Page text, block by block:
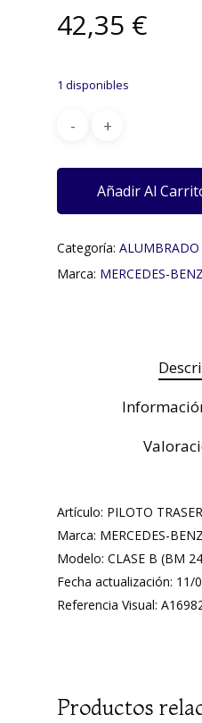
42,35 €
1 disponibles
Añadir Al
Categoría: ALUMBRADO
Marca: MERCEDES-BENZ
Artículo: PILOTO
Marca: MERCEDES-BENZ
Modelo: CLASE B (BM
Fecha actualización: 11/
Referencia Visual:
Productos